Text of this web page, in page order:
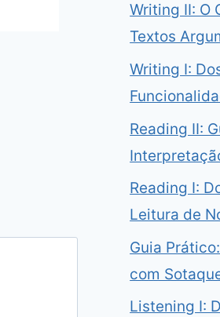
Writing II: O
Textos
Writing I:
Reading II:
Reading I:
Leitura de
Guia
com
Listening I: